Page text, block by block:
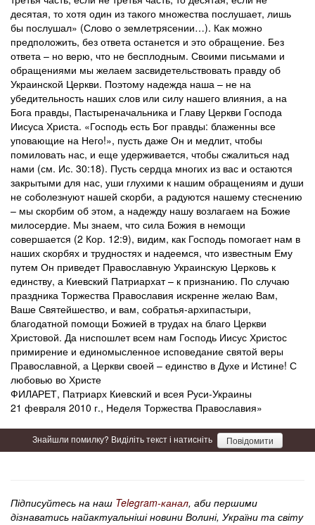
ФИЛАРЕТ, Патриарх Киевский и всея Руси-Украины
21 февраля 2010 г., Неделя Торжества Православия»
Знайшли помилку? Виділіть текст і натисніть Повідомити
Підписуйтесь на наш Telegram-канал, аби першими
дізнаватись найактуальніші новини Волині, України та світу